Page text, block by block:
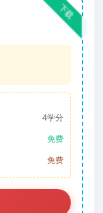
下载
4学分
免费
免费